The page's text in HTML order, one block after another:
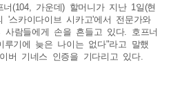
(104, 가운데) 할머니가 지난 1일(현
'스카이다이브 시카고'에서 전문가와
람들에게 손을 흔들고 있다. 호프너
기에 늦은 나이는 없다"라고 말했
버 기네스 인증을 기다리고 있다.